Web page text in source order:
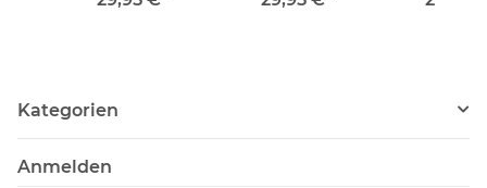
Kategorien
Anmelden